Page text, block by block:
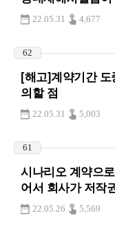
22.05.31 4,677
62
[해고]계약기간
의할 점
22.05.31 5,003
61
시나리오 계약으
어서 회사가 저작
22.05.26 5,569